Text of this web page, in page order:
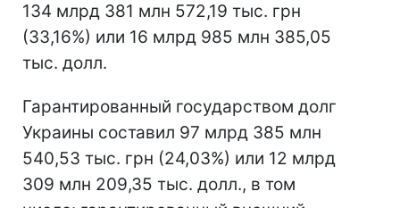
134 млрд 381 млн 572,19 тыс. грн
(33,16%) или 16 млрд 985 млн 385,05
тыс. долл.
Гарантированный государством долг
Украины составил 97 млрд 385 млн
540,53 тыс. грн (24,03%) или 12 млрд
309 млн 209,35 тыс. долл., в том